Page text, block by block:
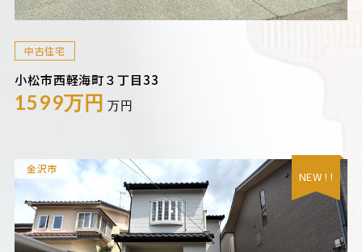
中古住宅
小松市西軽海町３丁目33
1599万円 万円
金沢市
NEW ! !